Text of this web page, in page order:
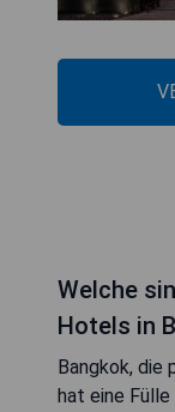
Welche
Hotels in
Bangkok, die
hat eine